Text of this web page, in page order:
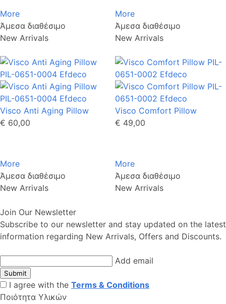
More
Άμεσα διαθέσιμο
New Arrivals
More
Άμεσα διαθέσιμο
New Arrivals
Visco Anti Aging Pillow
€ 60,00
More
Άμεσα διαθέσιμο
New Arrivals
Visco Comfort Pillow
€ 49,00
More
Άμεσα διαθέσιμο
New Arrivals
Join Our Newsletter
Subscribe to our newsletter and stay updated on the latest
information regarding New Arrivals, Offers and Discounts.
Add email
Submit
I agree with the Terms & Conditions
Ποιότητα Υλικών